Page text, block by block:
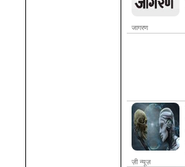
जागरण
ज़ी न्यूज़